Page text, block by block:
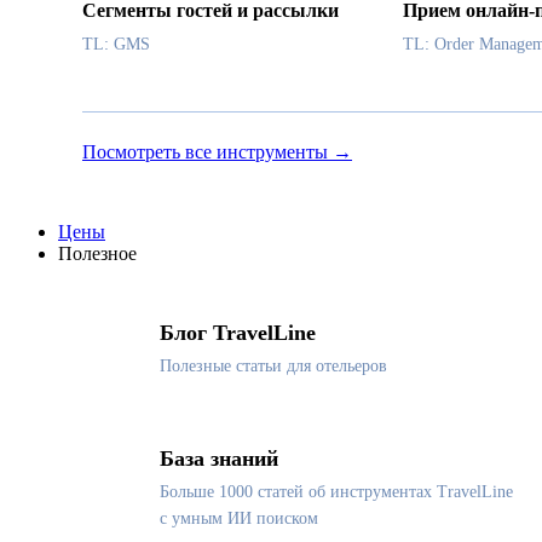
Сегменты гостей и рассылки
TL: GMS
Прием онлайн-
TL: Order
Посмотреть все инструменты →
Цены
Полезное
Блог TravelLine
Полезные статьи для отельеров
База знаний
Больше 1000 статей об инструментах TravelLine
с умным ИИ поиском